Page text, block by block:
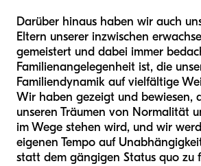
Darüber hinaus haben wir auch
Eltern unserer inzwischen
gemeistert und dabei immer
Familienangelegenheit ist, die
Familiendynamik auf vielfältige
Wir haben gezeigt und bewiesen,
unseren Träumen von Normalität
im Wege stehen wird, und wir
eigenen Tempo auf
statt dem gängigen Status quo zu